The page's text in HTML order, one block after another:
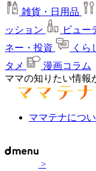
雑貨・日用品
ッション
ビュー
ネー・投資
くら
タメ
漫画コラム
ママの知りたい情報
ママテナにつ
>